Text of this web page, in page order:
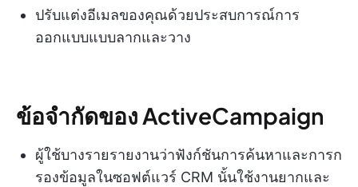
ปรับแต่งอีเมลของคุณด้วยประสบการณ์การ
ออกแบบแบบลากและวาง
ข้อจำกัดของ ActiveCampaign
ผู้ใช้บางรายรายงานว่าฟังก์ชันการค้นหาและการก
รองข้อมูลในซอฟต์แวร์ CRM นั้นใช้งานยากและ